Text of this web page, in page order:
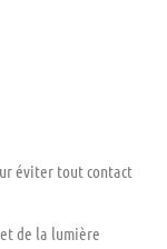
éviter tout contact
de la lumière